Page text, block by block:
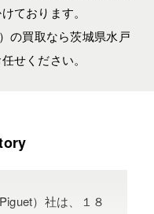
ております。
の買取なら茨城県水戸
せください。
）社は、１８